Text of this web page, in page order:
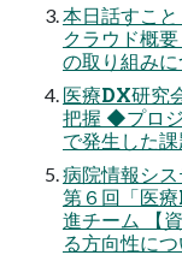
本日話すこ
クラウド概
の取り組みに
医療DX研究
把握 ◆プロ
で発生した
病院情報シ
第６回「医
進チーム 【
る方向性に